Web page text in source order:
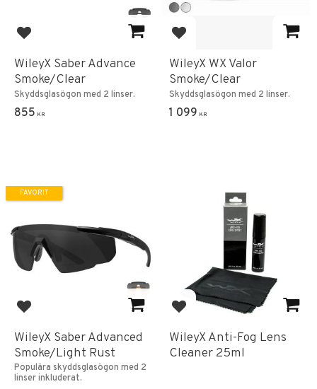
Lägg till i favoriter
WileyX Saber Advance
Smoke/Clear
Skyddsglasögon med 2 linser.
855 KR
Lägg till i favoriter
WileyX WX Valor
Smoke/Clear
Skyddsglasögon med 2 linser.
1 099 KR
Lägg till i favoriter
WileyX Saber Advanced
Smoke/Light Rust
Populära skyddsglasögon med 2
linser inkluderat.
FAVORIT
Lägg till i favoriter
WileyX Anti-Fog Lens
Cleaner 25ml